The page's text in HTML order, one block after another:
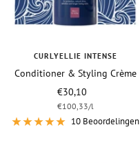
CURLYELLIE INTENSE
Conditioner & Styling Crème
Vraagprijs
€30,10
€100,33/l
10 Beoordelingen